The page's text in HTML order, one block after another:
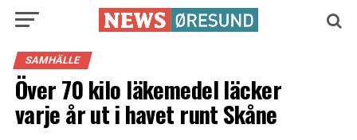
SAMHÄLLE
Över 70 kilo läkemedel läcker
varje år ut i havet runt Skåne